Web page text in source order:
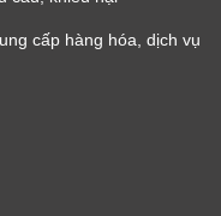
cấp hàng hóa, dịch vụ